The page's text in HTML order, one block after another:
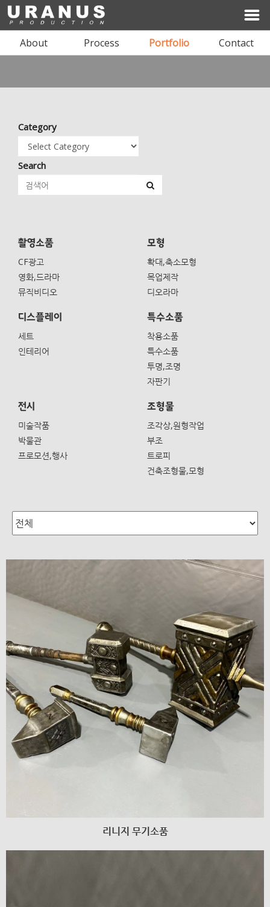
About Process Portfolio Contact
I'LL BE YOUR SPACE
ARCHITECTURE & INTERIOR DESIGN
상담문의 02-1234-1234
Category
Search
촬영소품
CF광고
영화,드라마
뮤직비디오
모형
확대,축소모형
목업제작
디오라마
디스플레이
세트
인테리어
특수소품
착용소품
특수소품
투명,조명
자판기
전시
미술작품
박물관
프로모션,행사
조형물
조각상,원형작업
부조
트로피
건축조형물,모형
리니지 무기소품